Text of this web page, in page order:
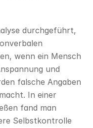
durchgeführt,
wenn ein Mensch
und
falsche Angaben
In einer
fand man
Selbstkontrolle